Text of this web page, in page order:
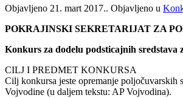
Objavljeno 21. mart 2017.. Objavljeno u
POKRAJINSKI SEKRETARIJAT ZA
Konkurs za dodelu podsticajnih sredstava
CILJ I PREDMET KONKURSA
Cilj konkursa jeste opremanje
Vojvodine (u daljem tekstu: AP Vojvodina).